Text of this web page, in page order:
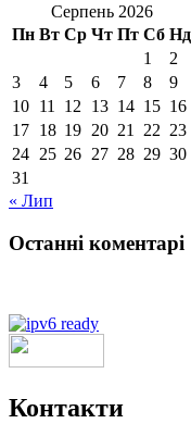
Серпень 2026
Пн Вт Ср Чт Пт Сб Нд
1
2
3
4 5 6 7 8
9
10 11 12 13 14 15 16
17 18 19 20 21 22 23
24 25 26 27 28 29 30
31
« Лип
Останні коментарі
Контакти